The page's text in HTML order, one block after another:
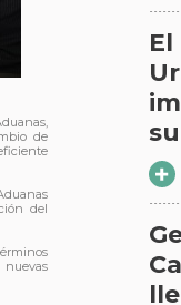
de
del
nuevas